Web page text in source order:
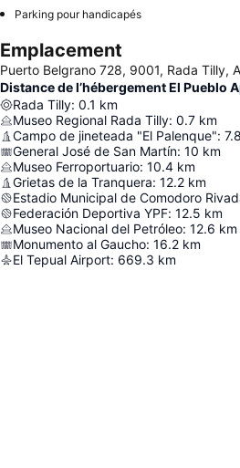
Parking pour handicapés
Emplacement
Puerto Belgrano 728, 9001, Rada Tilly,
Distance de l’hébergement El Pueblo
Rada Tilly: 0.1 km
Museo Regional Rada Tilly: 0.7 km
Campo de jineteada "El Palenque": 7.8
General José de San Martín: 10 km
Museo Ferroportuario: 10.4 km
Grietas de la Tranquera: 12.2 km
Estadio Municipal de Comodoro
Federación Deportiva YPF: 12.5 km
Museo Nacional del Petróleo: 12.6 km
Monumento al Gaucho: 16.2 km
El Tepual Airport: 669.3 km